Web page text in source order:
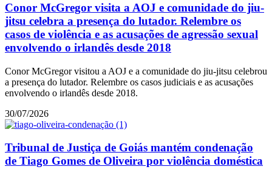
Conor McGregor visita a AOJ e comunidade do jiu-
jitsu celebra a presença do lutador. Relembre os
casos de violência e as acusações de agressão sexual
envolvendo o irlandês desde 2018
Conor McGregor visitou a AOJ e a comunidade do jiu-jitsu celebrou
a presença do lutador. Relembre os casos judiciais e as acusações
envolvendo o irlandês desde 2018.
30/07/2026
Tribunal de Justiça de Goiás mantém condenação
de Tiago Gomes de Oliveira por violência doméstica